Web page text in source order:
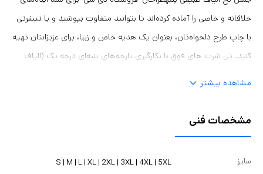
خلاقانه و خاصی را آماده کرده‌اند تا بتوانید متفاوت بپوشید و یا تیشرتی
با چاپ طرح دلخواه‌تان، بعنوان یک هدیه خاص و زیبا، برای عزیزانتان تهیه
کنید. تی شرت های فوق با بکارگیری پارچه‌های پنبه‌ای درجه یک (الیاف
مشاهده بیشتر
مشخصات فنی
سایز S | M | L | XL | 2XL | 3XL | 4XL | 5XL